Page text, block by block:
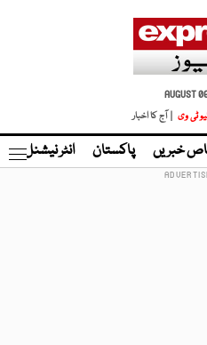
AUGUST
ٹی وی | آج کا اخبار
خبریں پاکستان انٹر نیشنل